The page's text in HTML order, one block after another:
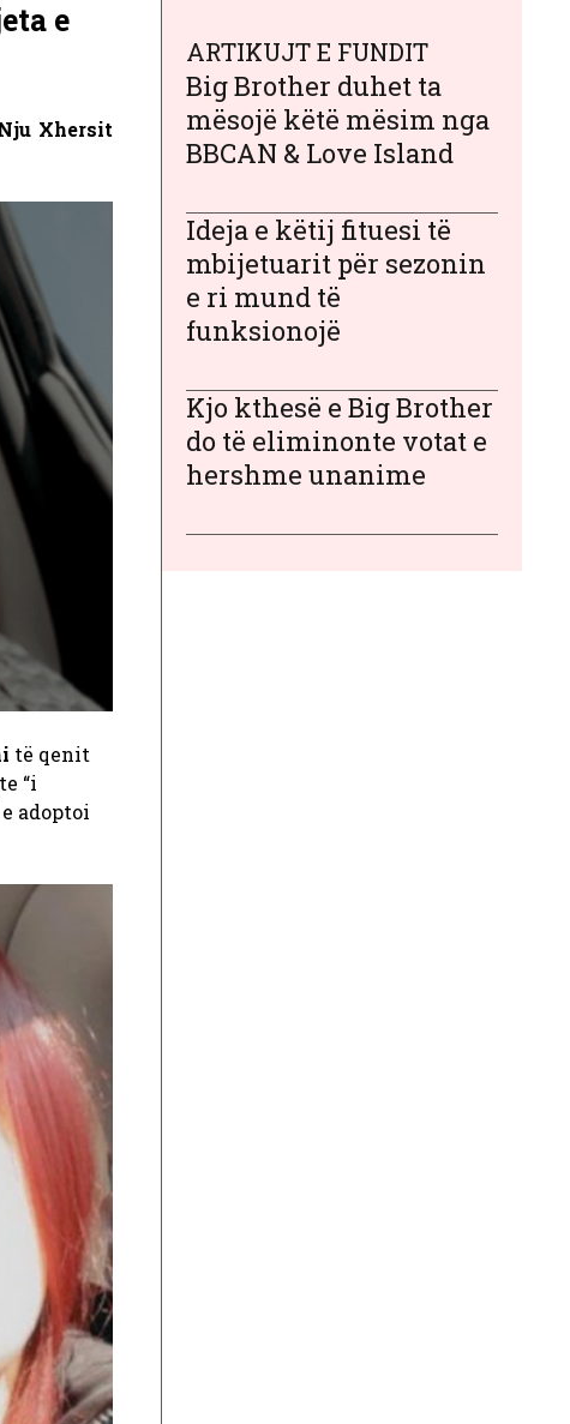
e
Xhersit
të qenit
“i
adoptoi
ARTIKUJT E FUNDIT
Big Brother duhet ta
mësojë këtë mësim nga
BBCAN & Love Island
Ideja e këtij fituesi të
mbijetuarit për sezonin
e ri mund të
funksionojë
Kjo kthesë e Big Brother
do të eliminonte votat e
hershme unanime